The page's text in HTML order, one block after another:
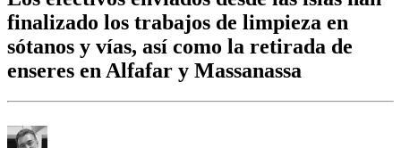
finalizado los trabajos de limpieza en
sótanos y vías, así como la retirada de
enseres en Alfafar y Massanassa